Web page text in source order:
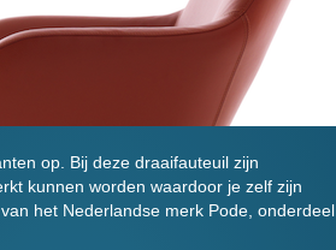
op. Bij deze draaifauteuil zijn
kunnen worden waardoor je zelf zijn
het Nederlandse merk Pode, onderdeel